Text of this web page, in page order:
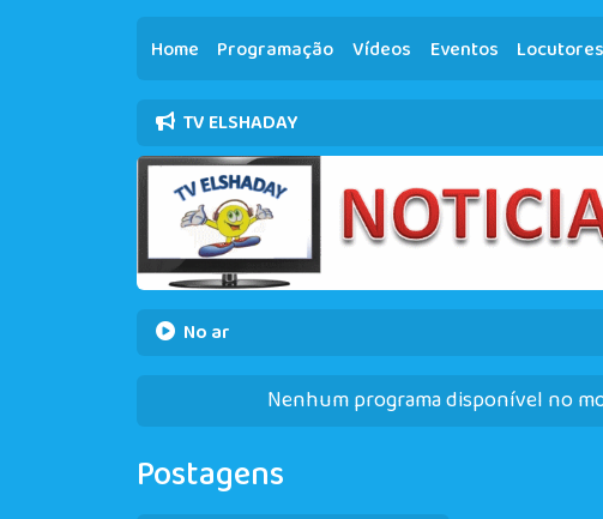
Home Programação Vídeos Eventos Locutores
TV ELSHADAY
No ar
Nenhum programa disponível no
Postagens